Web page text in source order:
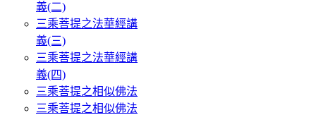
義(二)
三乘菩提之法華經講
義(三)
三乘菩提之法華經講
義(四)
三乘菩提之相似佛法
三乘菩提之相似佛法